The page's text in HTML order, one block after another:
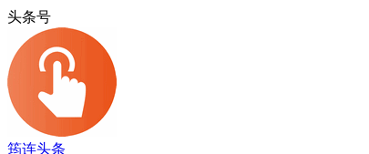
头条号
筠连头条